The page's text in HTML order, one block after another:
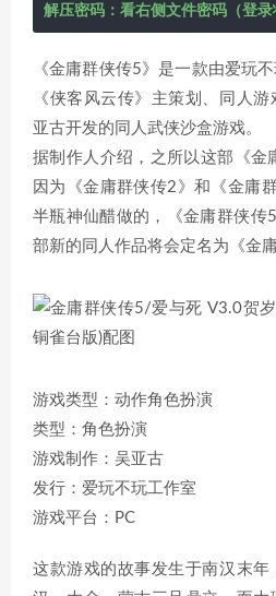
解压密码：看右侧文件密码（登录
《金庸群侠传5》是一款由爱玩
《侠客风云传》主策划、同人
亚古开发的同人武侠沙盒游戏。
据制作人介绍，之所以这部《金
因为《金庸群侠传2》和《金庸
半瓶神仙醋做的，《金庸群侠传
部新的同人作品将会定名为《金
游戏类型：动作角色扮演
类型：角色扮演
游戏制作：吴亚古
发行：爱玩不玩工作室
游戏平台：PC
这款游戏的故事发生于南汉末